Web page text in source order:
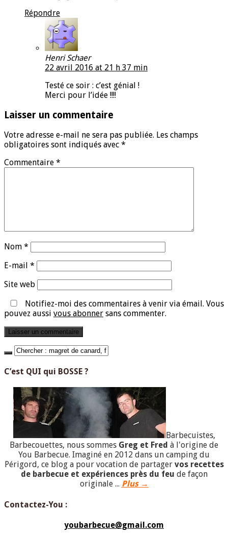
Répondre
Henri Schaer
22 avril 2016 at 21 h 37 min
Testé ce soir : c’est génial !
Merci pour l’idée !!!!
Laisser un commentaire
Votre adresse e-mail ne sera pas publiée. Les champs
obligatoires sont indiqués avec *
Commentaire *
Nom *
E-mail *
Site web
Notifiez-moi des commentaires à venir via émail. Vous
pouvez aussi vous abonner sans commenter.
C’est QUI qui BOSSE ?
Barbecuistes,
Barbecouettes, nous sommes Greg et Fred à l'origine de
You Barbecue. Imaginé en 2012 dans un camping du
Périgord, ce blog a pour vocation de partager vos recettes
de barbecue et expériences près du feu de façon
originale ... Plus →
Contactez-You :
youbarbecue@gmail.com